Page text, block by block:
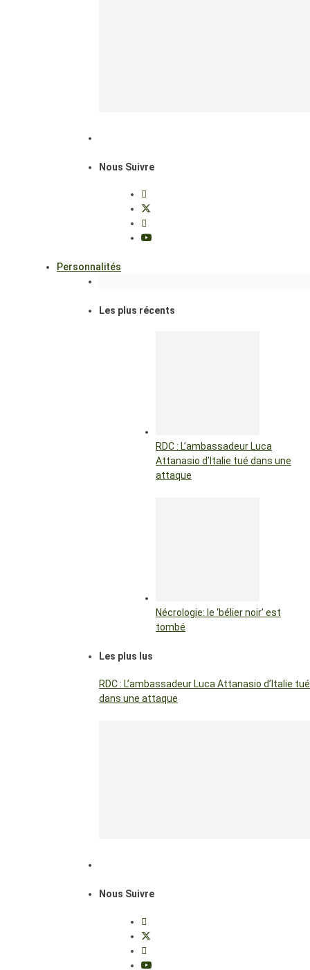
Nous Suivre
Personnalités
Les plus récents
RDC : L’ambassadeur Luca
Attanasio d’Italie tué dans une
attaque
Nécrologie: le ‘bélier noir’ est
tombé
Les plus lus
RDC : L’ambassadeur Luca Attanasio d’Italie tué
dans une attaque
Nous Suivre